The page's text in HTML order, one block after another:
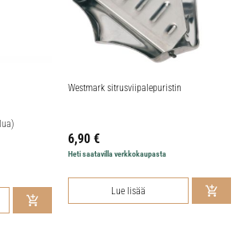
Westmark sitrusviipalepuristin
6,90 €
Heti saatavilla verkkokaupasta
Lue lisää